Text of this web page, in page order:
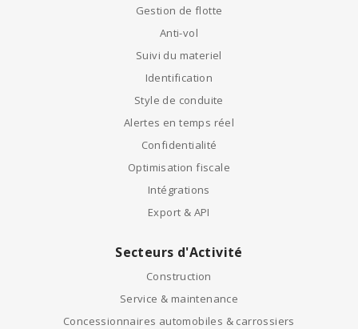
Gestion de flotte
Anti-vol
Suivi du materiel
Identification
Style de conduite
Alertes en temps réel
Confidentialité
Optimisation fiscale
Intégrations
Export & API
Secteurs d'Activité
Construction
Service & maintenance
Concessionnaires automobiles & carrossiers